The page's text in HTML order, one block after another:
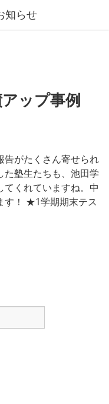
知らせ
ップ事例
告がたくさん寄せられ
た塾生たちも、池田学
くれていますね。中
す！ ★1学期期末テス